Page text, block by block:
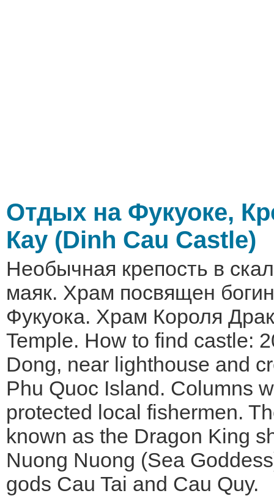
Отдых на Фукуоке,
Кау (Dinh Cau Castle)
Необычная крепость в
маяк. Храм посвящен
Фукуока. Храм Короля
Temple. How to find castle:
Dong, near lighthouse and
Phu Quoc Island. Columns
protected local fishermen.
known as the Dragon King
Nuong Nuong (Sea
gods Cau Tai and Cau Quy.